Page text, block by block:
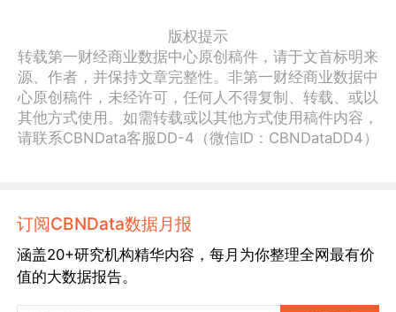
版权提示
转载第一财经商业数据中心原创稿件，请于文首标明来
源、作者，并保持文章完整性。非第一财经商业数据中
心原创稿件，未经许可，任何人不得复制、转载、或以
其他方式使用。如需转载或以其他方式使用稿件内容，
请联系CBNData客服DD-4（微信ID：CBNDataDD4）
订阅CBNData数据月报
涵盖20+研究机构精华内容，每月为你整理全网最有价
值的大数据报告。